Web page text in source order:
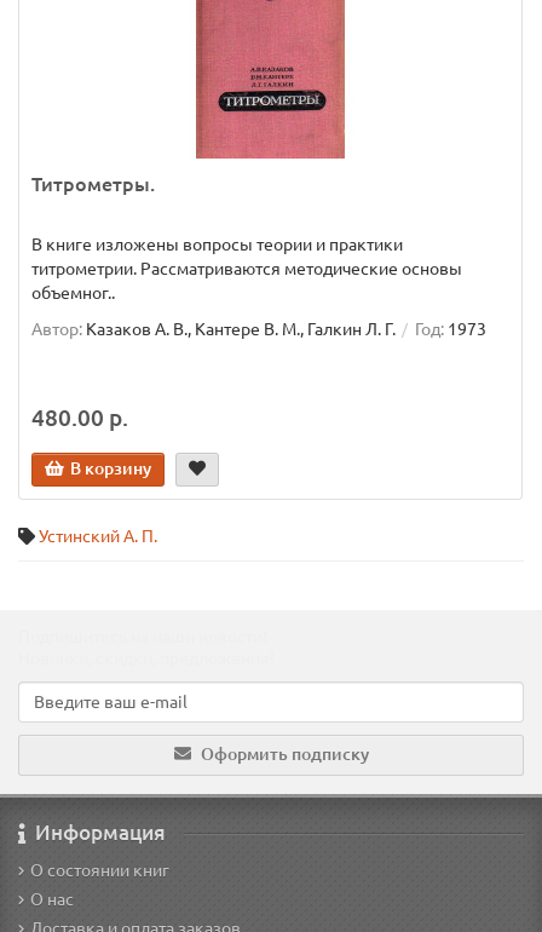
Титрометры.
В книге изложены вопросы теории и практики
титрометрии. Рассматриваются методические основы
объемног..
Автор: Казаков А. В., Кантере В. М., Галкин Л. Г. Год: 1973
480.00 р.
В корзину
Устинский А. П.
Оформить подписку
Информация
О состоянии книг
О нас